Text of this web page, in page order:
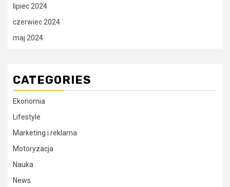
lipiec 2024
czerwiec 2024
maj 2024
CATEGORIES
Ekonomia
Lifestyle
Marketing i reklama
Motoryzacja
Nauka
News